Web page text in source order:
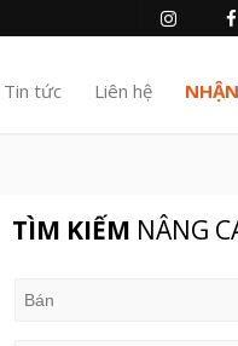
Tin tức Liên hệ
TÌM KIẾM NÂNG